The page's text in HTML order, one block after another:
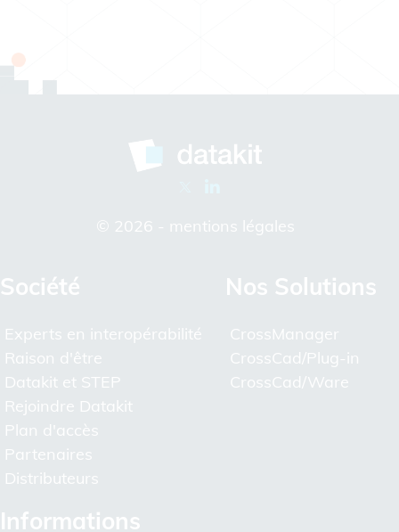
© 2026 - mentions légales
Société
Experts en interopérabilité
Raison d'être
Datakit et STEP
Rejoindre Datakit
Plan d'accès
Partenaires
Distributeurs
Nos Solutions
CrossManager
CrossCad/Plug-in
CrossCad/Ware
Informations